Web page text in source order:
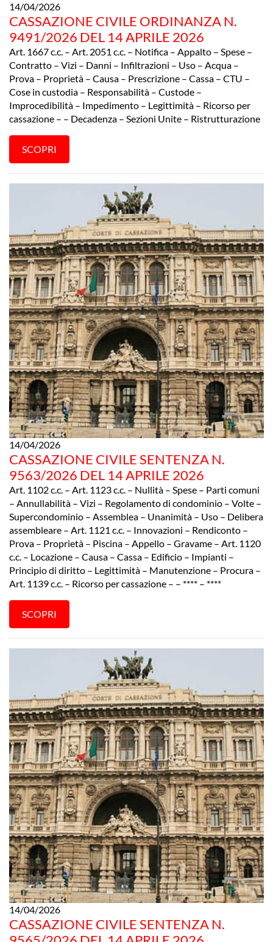
14/04/2026
CASSAZIONE CIVILE ORDINANZA N.
9491/2026 DEL 14 APRILE 2026
Art. 1667 c.c. – Art. 2051 c.c. – Notifica – Appalto – Spese –
Contratto – Vizi – Danni – Infiltrazioni – Uso – Acqua –
Prova – Proprietà – Causa – Prescrizione – Cassa – CTU –
Cose in custodia – Responsabilità – Custode –
Improcedibilità – Impedimento – Legittimità – Ricorso per
cassazione – – Decadenza – Sezioni Unite – Ristrutturazione
SCOPRI
14/04/2026
CASSAZIONE CIVILE SENTENZA N.
9563/2026 DEL 14 APRILE 2026
Art. 1102 c.c. – Art. 1123 c.c. – Nullità – Spese – Parti comuni
– Annullabilità – Vizi – Regolamento di condominio – Volte –
Supercondominio – Assemblea – Unanimità – Uso – Delibera
assembleare – Art. 1121 c.c. – Innovazioni – Rendiconto –
Prova – Proprietà – Piscina – Appello – Gravame – Art. 1120
c.c. – Locazione – Causa – Cassa – Edificio – Impianti –
Principio di diritto – Legittimità – Manutenzione – Procura –
Art. 1139 c.c. – Ricorso per cassazione – – **** – ****
SCOPRI
14/04/2026
CASSAZIONE CIVILE SENTENZA N.